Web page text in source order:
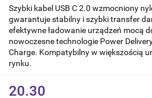
Szybki kabel USB C 2.0 wzmocniony
gwarantuje stabilny i szybki transfer
efektywne ładowanie urządzeń mocą
nowoczesne technologie Power
Charge. Kompatybilny w większością
rynku.
20.30